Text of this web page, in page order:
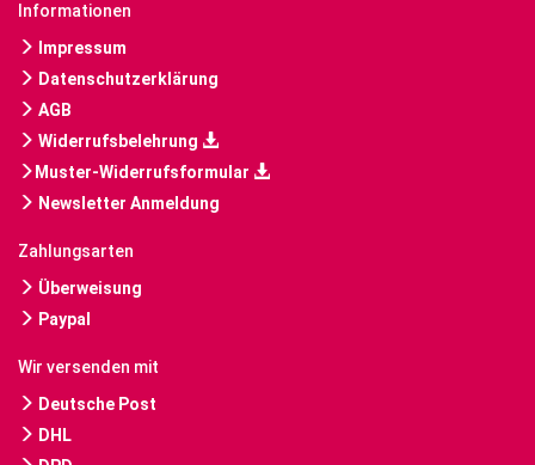
Informationen
Impressum
Datenschutzerklärung
AGB
Widerrufsbelehrung
Muster-Widerrufsformular
Newsletter Anmeldung
Zahlungsarten
Überweisung
Paypal
Wir versenden mit
Deutsche Post
DHL